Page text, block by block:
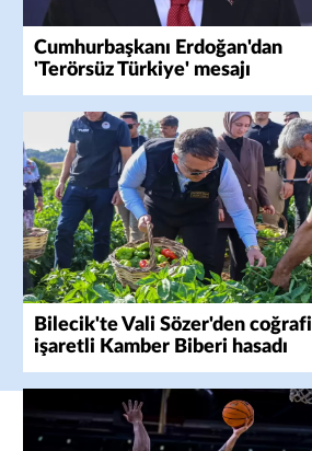
Cumhurbaşkanı Erdoğan'dan
'Terörsüz Türkiye' mesajı
Bilecik'te Vali Sözer'den coğrafi
işaretli Kamber Biberi hasadı